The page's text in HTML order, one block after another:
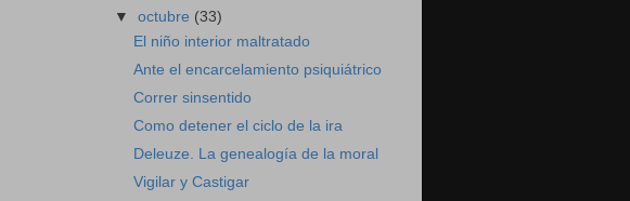
▼octubre (33)
El niño interior maltratado
Ante el encarcelamiento psiquiátrico
Correr sinsentido
Como detener el ciclo de la ira
Deleuze. La genealogía de la moral
Vigilar y Castigar